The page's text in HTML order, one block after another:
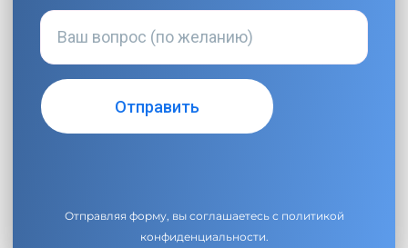
Отправляя форму, вы соглашаетесь с политикой
конфиденциальности.